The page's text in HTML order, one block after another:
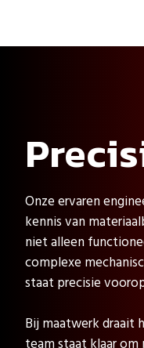
Onze ervaren
kennis van
niet alleen
complexe
staat precisie
Bij maatwerk draait